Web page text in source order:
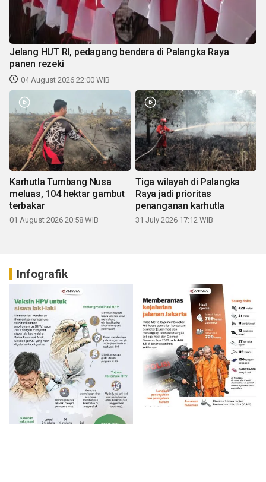
Jelang HUT RI, pedagang bendera di Palangka Raya
panen rezeki
04 August 2026 22:00 WIB
Karhutla Tumbang Nusa
meluas, 104 hektar gambut
terbakar
01 August 2026 20:58 WIB
Tiga wilayah di Palangka
Raya jadi prioritas
penanganan karhutla
31 July 2026 17:12 WIB
Infografik